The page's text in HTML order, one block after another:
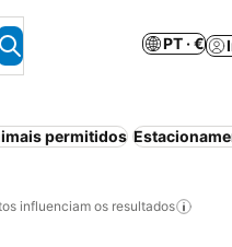
PT · €
permitidos
influenciam os resultados